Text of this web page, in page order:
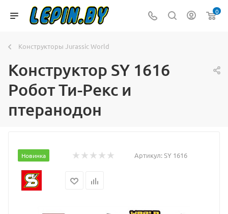
0
Конструкторы Jurassic World
Конструктор SY 1616
Робот Ти-Рекс и
птеранодон
Новинка Артикул:SY 1616